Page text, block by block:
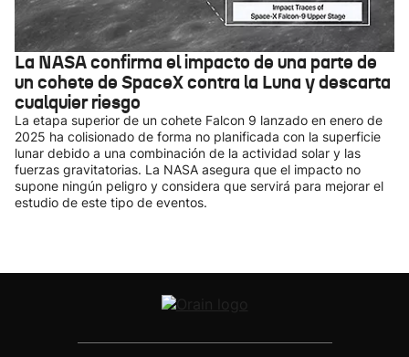
La NASA confirma el impacto de una parte de
un cohete de SpaceX contra la Luna y descarta
cualquier riesgo
La etapa superior de un cohete Falcon 9 lanzado en enero de
2025 ha colisionado de forma no planificada con la superficie
lunar debido a una combinación de la actividad solar y las
fuerzas gravitatorias. La NASA asegura que el impacto no
supone ningún peligro y considera que servirá para mejorar el
estudio de este tipo de eventos.